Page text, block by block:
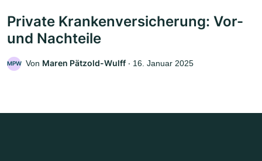
Private Krankenversicherung: Vor-
und Nachteile
MPW Von Maren Pätzold-Wulff ‧ 16. Januar 2025